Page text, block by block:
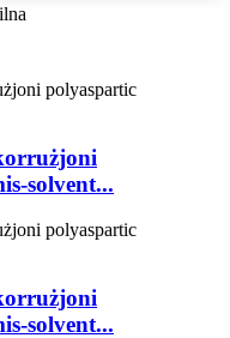
solvent...
solvent...